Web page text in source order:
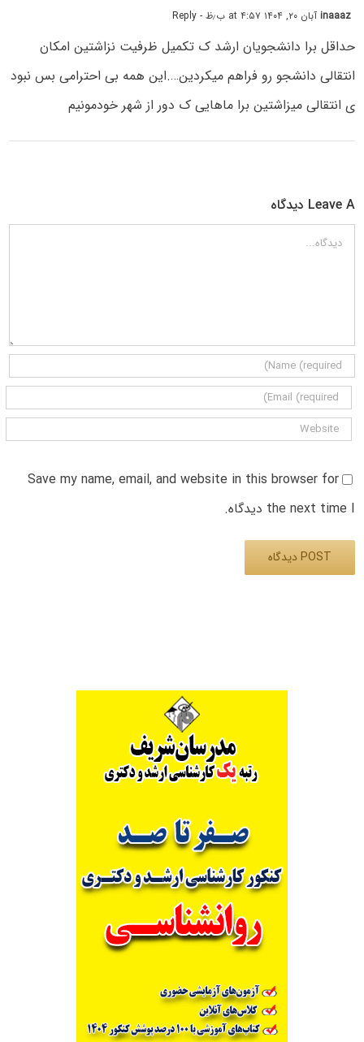
inaaazآبان ۲۰, ۱۴۰۴ at ۴:۵۷ ب٫ظ - Reply
حداقل برا دانشجویان ارشد ک تکمیل ظرفیت نزاشتین امکان
انتقالی دانشجو رو فراهم میکردین….این همه بی احترامی بس نبود
ی انتقالی میزاشتین برا ماهایی ک دور از شهر خودمونیم
Leave A دیدگاه
دیدگاه
Save my name, email, and website in this browser for
the next time I دیدگاه.